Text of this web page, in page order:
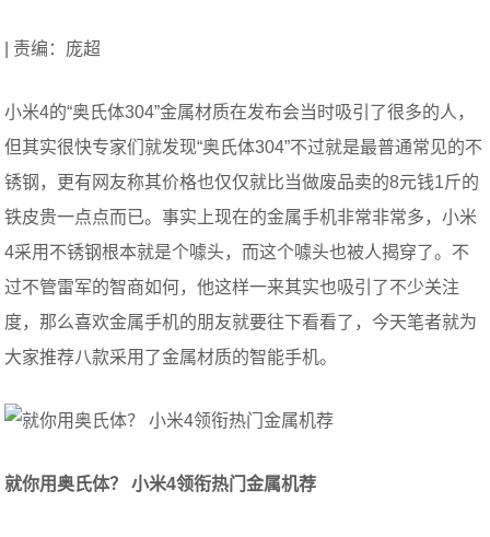
| 责编：庞超
小米4的“奥氏体304”金属材质在发布会当时吸引了很多的人，
但其实很快专家们就发现“奥氏体304”不过就是最普通常见的不
锈钢，更有网友称其价格也仅仅就比当做废品卖的8元钱1斤的
铁皮贵一点点而已。事实上现在的金属手机非常非常多，小米
4采用不锈钢根本就是个噱头，而这个噱头也被人揭穿了。不
过不管雷军的智商如何，他这样一来其实也吸引了不少关注
度，那么喜欢金属手机的朋友就要往下看看了，今天笔者就为
大家推荐八款采用了金属材质的智能手机。
就你用奥氏体？ 小米4领衔热门金属机荐